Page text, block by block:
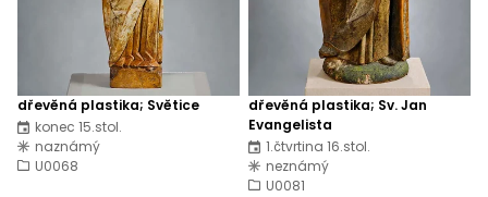
dřevěná plastika; Světice
konec 15.stol.
naznámý
U0068
dřevěná plastika; Sv. Jan
Evangelista
1.čtvrtina 16.stol.
neznámý
U0081